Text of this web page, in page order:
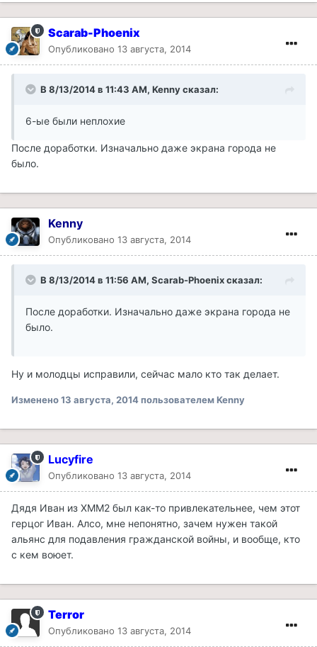
Scarab-Phoenix
Опубликовано 13 августа, 2014
В 8/13/2014 в 11:43 AM, Kenny сказал:
6-ые были неплохие
После доработки. Изначально даже экрана города не
было.
Kenny
Опубликовано 13 августа, 2014
В 8/13/2014 в 11:56 AM, Scarab-Phoenix сказал:
После доработки. Изначально даже экрана города не
было.
Ну и молодцы исправили, сейчас мало кто так делает.
Изменено13 августа, 2014пользователем Kenny
Lucyfire
Опубликовано 13 августа, 2014
Дядя Иван из ХММ2 был как-то привлекательнее, чем этот
герцог Иван. Алсо, мне непонятно, зачем нужен такой
альянс для подавления гражданской войны, и вообще, кто
с кем воюет.
Terror
Опубликовано 13 августа, 2014